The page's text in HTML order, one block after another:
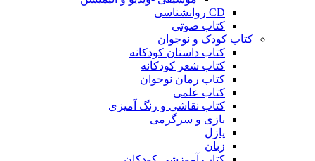
CD روانشناسی
کتاب صوتی
کتاب کودک و نوجوان
کتاب داستان کودکانه
کتاب شعر کودکانه
کتاب رمان نوجوان
کتاب علمی
کتاب نقاشی و رنگ آمیزی
بازی و سرگرمی
پازل
زبان